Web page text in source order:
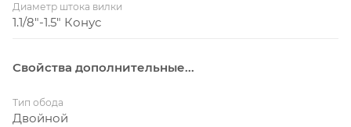
Диаметр штока вилки
1.1/8"-1.5" Конус
Свойства дополнительные...
Тип обода
Двойной